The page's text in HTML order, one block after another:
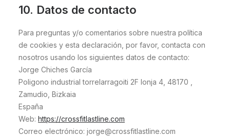
10. Datos de contacto
Para preguntas y/o comentarios sobre nuestra política
de cookies y esta declaración, por favor, contacta con
nosotros usando los siguientes datos de contacto:
Jorge Chiches García
Poligono industrial torrelarragoiti 2F lonja 4, 48170 ,
Zamudio, Bizkaia
España
Web: https://crossfitlastline.com
Correo electrónico: jorge@crossfitlastline.com